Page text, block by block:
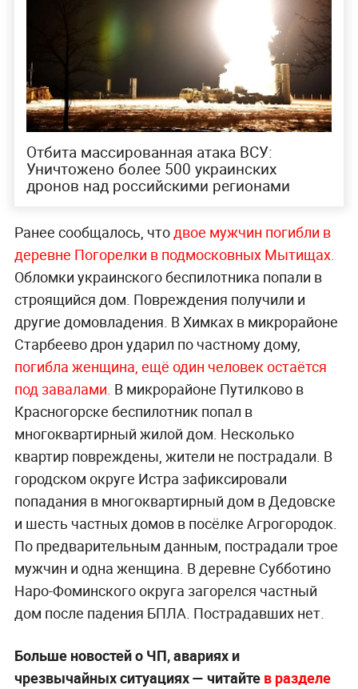
Отбита массированная атака ВСУ:
Уничтожено более 500 украинских
дронов над российскими регионами
Ранее сообщалось, что двое мужчин погибли в
деревне Погорелки в подмосковных Мытищах.
Обломки украинского беспилотника попали в
строящийся дом. Повреждения получили и
другие домовладения. В Химках в микрорайоне
Старбеево дрон ударил по частному дому,
погибла женщина, ещё один человек остаётся
под завалами. В микрорайоне Путилково в
Красногорске беспилотник попал в
многоквартирный жилой дом. Несколько
квартир повреждены, жители не пострадали. В
городском округе Истра зафиксировали
попадания в многоквартирный дом в Дедовске
и шесть частных домов в посёлке Агрогородок.
По предварительным данным, пострадали трое
мужчин и одна женщина. В деревне Субботино
Наро-Фоминского округа загорелся частный
дом после падения БПЛА. Пострадавших нет.
Больше новостей о ЧП, авариях и
чрезвычайных ситуациях — читайте в разделе